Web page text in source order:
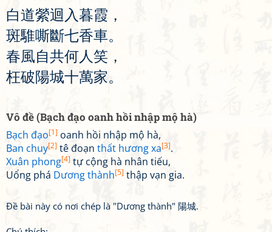
白道縈迴 入暮霞 ，
斑騅嘶斷七香車。
春風自共何人笑 ，
枉破陽城十萬家。
Vô đề (Bạch đạo oanh hồi nhập mộ hà)
Bạch đạo[1] oanh hồi nhập mộ hà,
Ban chuy[2] tê đoạn thất hương xa[3].
Xuân phong[4] tự cộng hà nhân tiếu,
Uổng phá Dương thành[5] thập vạn gia.
Đề bài này có nơi chép là "Dương thành" 陽城.